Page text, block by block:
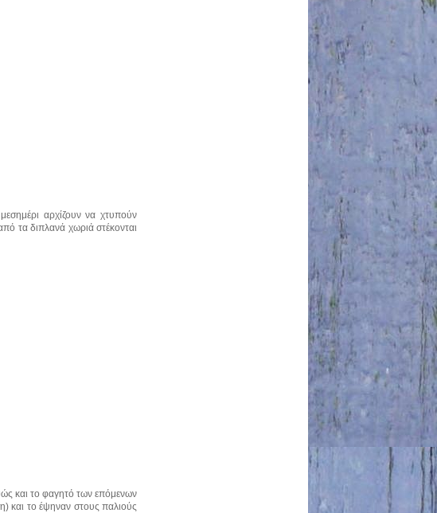
αρχίζουν να χτυπούν
τα διπλανά χωριά στέκονται
και το φαγητό των επόμενων
και το έψηναν στους παλιούς